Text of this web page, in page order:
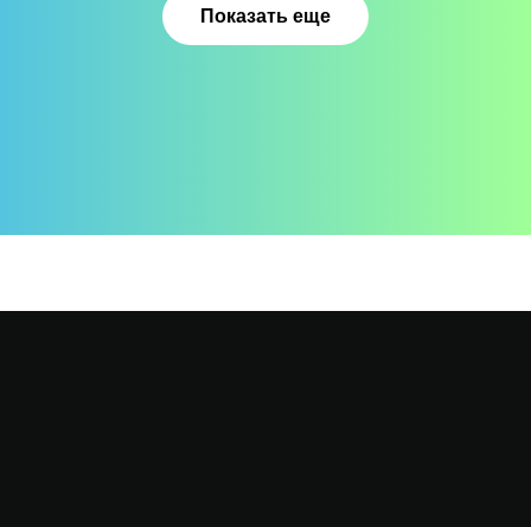
Показать еще